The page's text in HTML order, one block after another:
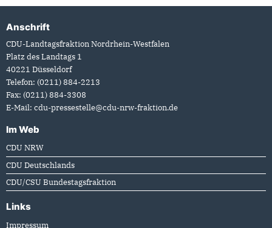
Fußbereich
Anschrift
CDU-Landtagsfraktion Nordrhein-Westfalen
Platz des Landtags 1
40221 Düsseldorf
Telefon: (0211) 884-2213
Fax: (0211) 884-3308
E-Mail: cdu-pressestelle@cdu-nrw-fraktion.de
Im Web
CDU NRW
CDU Deutschlands
CDU/CSU Bundestagsfraktion
Links
Impressum